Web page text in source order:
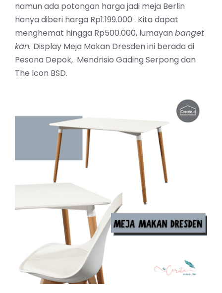
namun ada potongan harga jadi meja Berlin
hanya diberi harga Rp1.199.000 . Kita dapat
menghemat hingga Rp500.000, lumayan banget
kan. Display Meja Makan Dresden ini berada di
Pesona Depok, Mendrisio Gading Serpong dan
The Icon BSD.